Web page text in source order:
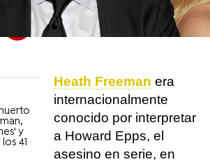
Flipboard
y
41
Heath Freeman era
internacionalmente
conocido por interpretar
a Howard Epps, el
asesino en serie, en